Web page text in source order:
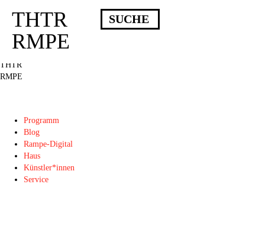
Deprecated : Die Funktion post_permalink ist seit Version 4.4.0 veraltet!
Verwende stattdessen get_permalink(). in
/homepages/10/d43051023/htdocs/wordpress/wp-includes/functions.php
THTR
RMPE
Programm
Blog
Rampe-Digital
Haus
Künstler*innen
Service
THTR
RMPE